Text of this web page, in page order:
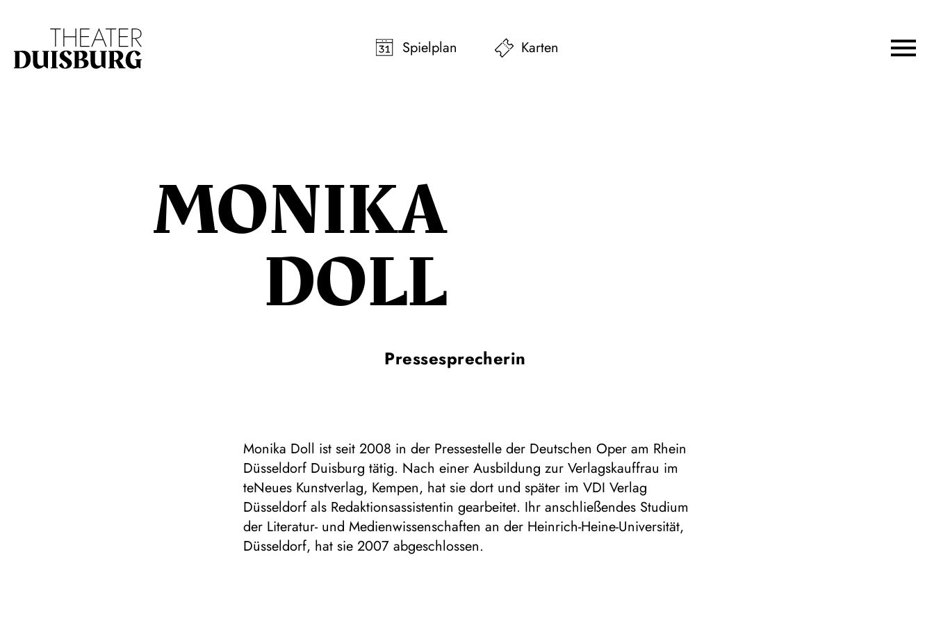
Spielplan
Karten
MONIKA
DOLL
Pressesprecherin
Monika Doll ist seit 2008 in der Pressestelle der Deutschen Oper am Rhein
Düsseldorf Duisburg tätig. Nach einer Ausbildung zur Verlagskauffrau im
teNeues Kunstverlag, Kempen, hat sie dort und später im VDI Verlag
Düsseldorf als Redaktionsassistentin gearbeitet. Ihr anschließendes Studium
der Literatur- und Medienwissenschaften an der Heinrich-Heine-Universität,
Düsseldorf, hat sie 2007 abgeschlossen.